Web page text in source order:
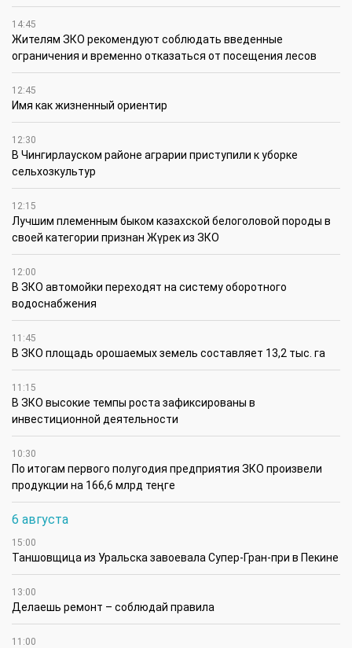
14:45
Жителям ЗКО рекомендуют соблюдать введенные
ограничения и временно отказаться от посещения лесов
12:45
Имя как жизненный ориентир
12:30
В Чингирлауском районе аграрии приступили к уборке
сельхозкультур
12:15
Лучшим племенным быком казахской белоголовой породы в
своей категории признан Жүрек из ЗКО
12:00
В ЗКО автомойки переходят на систему оборотного
водоснабжения
11:45
В ЗКО площадь орошаемых земель составляет 13,2 тыс. га
11:15
В ЗКО высокие темпы роста зафиксированы в
инвестиционной деятельности
10:30
По итогам первого полугодия предприятия ЗКО произвели
продукции на 166,6 млрд теңге
6 августа
15:00
Таншовщица из Уральска завоевала Супер-Гран-при в Пекине
13:00
Делаешь ремонт – соблюдай правила
11:00